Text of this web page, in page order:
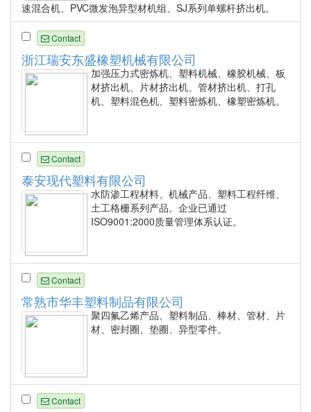
速混合机、PVC微发泡异型材机组、SJ系列单螺杆挤出机。
Contact
浙江瑞安东盛橡塑机械有限公司
加强压力式密炼机、塑料机械、橡胶机械、板
材挤出机、片材挤出机、管材挤出机、打孔
机、塑料混色机、塑料密炼机、橡塑密炼机。
Contact
泰安现代塑料有限公司
水防渗工程材料、机械产品、塑料工程纤维、
土工格栅系列产品。企业已通过
ISO9001:2000质量管理体系认证。
Contact
常熟市华丰塑料制品有限公司
聚四氟乙烯产品、塑料制品、棒材、管材、片
材、密封圈、垫圈、异型零件。
Contact